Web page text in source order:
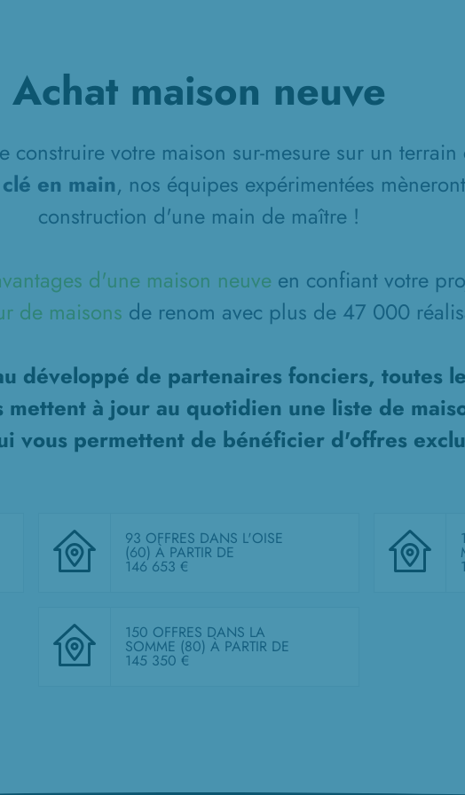
Achat maison neuve
construire votre maison sur-mesure sur un
en main, nos équipes expérimentées
construction d'une main de maître !
d'une maison neuve en confiant votre
de maisons de renom avec plus de 47 000
développé de partenaires fonciers, toutes
mettent à jour au quotidien une liste de
vous permettent de bénéficier d'offres
93 OFFRES DANS L'OISE
(60)À PARTIR DE
146 653 €
150 OFFRES DANS LA
SOMME (80)À PARTIR DE
145 350 €